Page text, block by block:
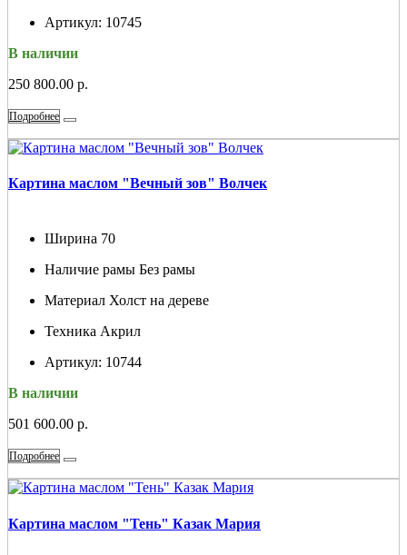
Артикул: 10745
В наличии
250 800.00 р.
Подробнее
Картина маслом "Вечный зов" Волчек
Ширина 70
Наличие рамы Без рамы
Материал Холст на дереве
Техника Акрил
Артикул: 10744
В наличии
501 600.00 р.
Подробнее
Картина маслом "Тень" Казак Мария